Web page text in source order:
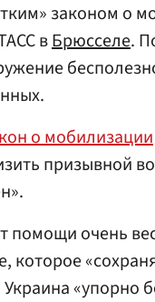
законом о
вБрюсселе.
о мобилизации
призывной
помощи очень
которое
«упорно